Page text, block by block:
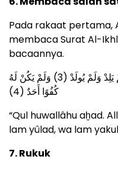
Pada rakaat pertama,
membaca Surat Al-
bacaannya.
قُلْ هُوَ اللَّهُ أَحَدٌ(1) اللَّهُ ا لصَّمَدُ (2) لَمْ يَلِدْ وَلَمْ يُولَدْ (3) وَلَمْ يَكُنْ لَهُ
كُفُوًا أَحَدٌ (4)
“Qul huwallâhu aḫad.
lam yûlad, wa lam
7. Rukuk